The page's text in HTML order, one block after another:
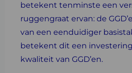
betekent tenminste een
ruggengraat ervan: de
van een eenduidiger
betekent dit een
kwaliteit van GGD’en.